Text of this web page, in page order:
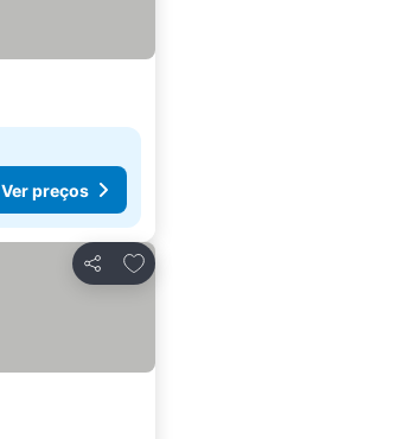
Ver preços
Partilhar
Adicionar aos favoritos